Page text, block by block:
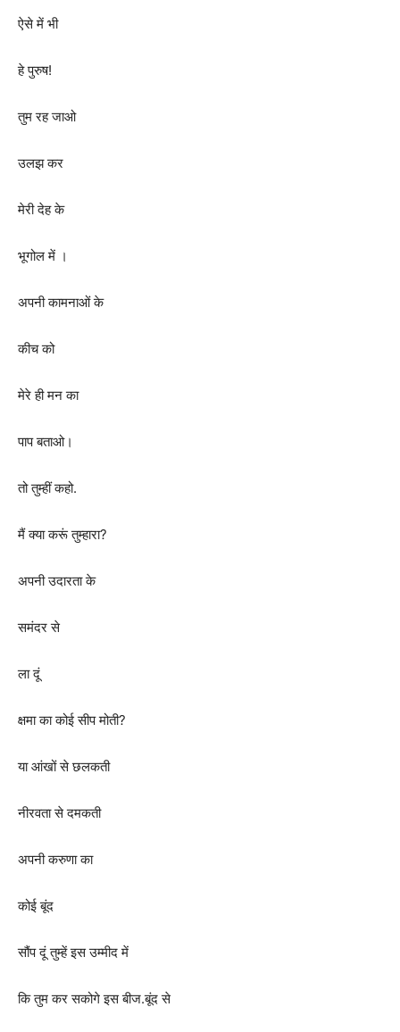
ऐसे में भी
हे पुरुष!
तुम रह जाओ
उलझ कर
मेरी देह के
भूगोल में ।
अपनी कामनाओं के
कीच को
मेरे ही मन का
पाप बताओ।
तो तुम्हीं कहो.
मैं क्या करूं तुम्हारा?
अपनी उदारता के
समंदर से
ला दूं
क्षमा का कोई सीप मोती?
या आंखों से छलकती
नीरवता से दमकती
अपनी करुणा का
कोई बूंद
सौंप दूं तुम्हें इस उम्मीद में
कि तुम कर सकोगे इस बीज.बूंद से